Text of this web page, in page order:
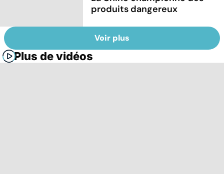
produits dangereux
Voir plus
Plus de vidéos